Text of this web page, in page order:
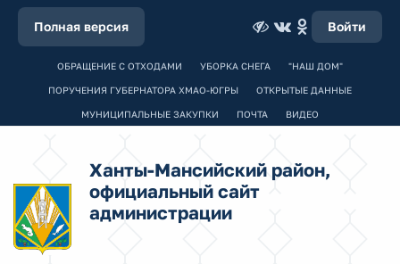
Полная версия Войти
ОБРАЩЕНИЕ С ОТХОДАМИ УБОРКА СНЕГА "НАШ ДОМ"
ПОРУЧЕНИЯ ГУБЕРНАТОРА ХМАО-ЮГРЫ ОТКРЫТЫЕ ДАННЫЕ
МУНИЦИПАЛЬНЫЕ ЗАКУПКИ ПОЧТА ВИДЕО
Ханты-Мансийский район,
официальный сайт
администрации